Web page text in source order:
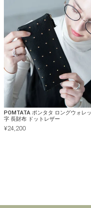
POMTATA ポンタタ ロングウォレ
字 長財布 ドットレザー
¥24,200